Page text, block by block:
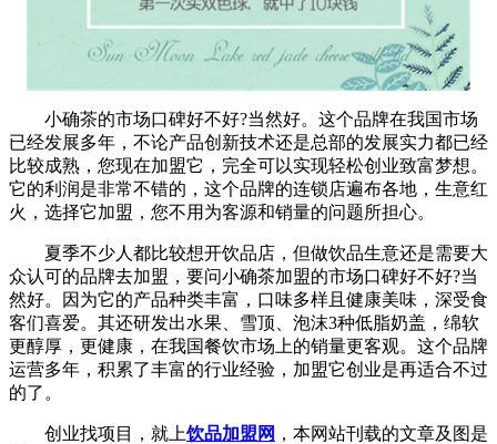
小确茶的市场口碑好不好?当然好。这个品牌在我国市场
已经发展多年，不论产品创新技术还是总部的发展实力都已经
比较成熟，您现在加盟它，完全可以实现轻松创业致富梦想。
它的利润是非常不错的，这个品牌的连锁店遍布各地，生意红
火，选择它加盟，您不用为客源和销量的问题所担心。
夏季不少人都比较想开饮品店，但做饮品生意还是需要大
众认可的品牌去加盟，要问小确茶加盟的市场口碑好不好?当
然好。因为它的产品种类丰富，口味多样且健康美味，深受食
客们喜爱。其还研发出水果、雪顶、泡沫3种低脂奶盖，绵软
更醇厚，更健康，在我国餐饮市场上的销量更客观。这个品牌
运营多年，积累了丰富的行业经验，加盟它创业是再适合不过
的了。
创业找项目，就上饮品加盟网 ，本网站刊载的文章及图是